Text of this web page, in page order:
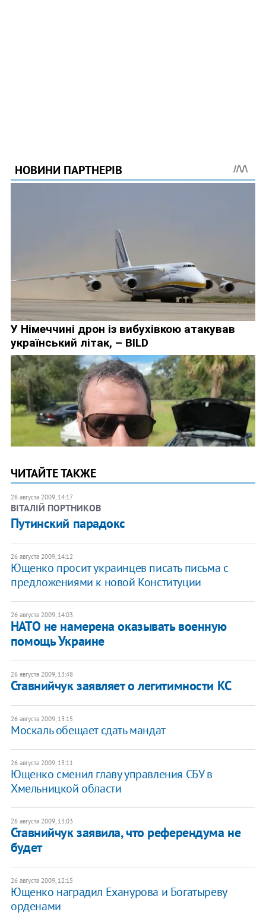
ЧИТАЙТЕ ТАКЖЕ
26 августа 2009, 14:17
ВІТАЛІЙ ПОРТНИКОВ
Путинский парадокс
26 августа 2009, 14:12
Ющенко просит украинцев писать письма с
предложениями к новой Конституции
26 августа 2009, 14:03
НАТО не намерена оказывать военную
помощь Украине
26 августа 2009, 13:48
Ставнийчук заявляет о легитимности КС
26 августа 2009, 13:15
Москаль обещает сдать мандат
26 августа 2009, 13:11
Ющенко сменил главу управления СБУ в
Хмельницкой области
26 августа 2009, 13:03
Ставнийчук заявила, что референдума не
будет
26 августа 2009, 12:15
Ющенко наградил Еханурова и Богатыреву
орденами